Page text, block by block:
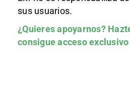
sus usuarios.
¿Quieres apoyarnos?
consigue acceso